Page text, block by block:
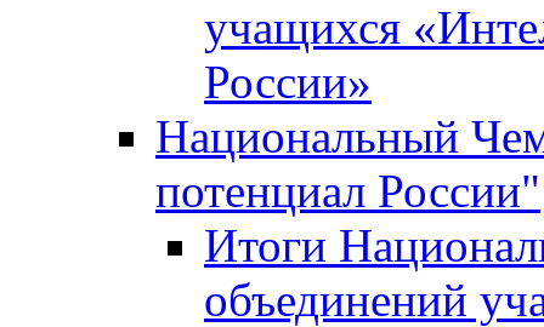
учащихся
России»
Национальный
потенциал России"
Итоги
объединений